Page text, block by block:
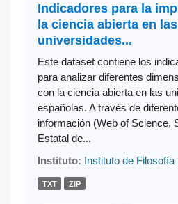
Indicadores para la
la ciencia abierta en las
universidades...
Este dataset contiene los
para analizar diferentes
con la ciencia abierta en las
españolas. A través de
información (Web of Science,
Estatal de...
Instituto: Instituto de
TXT ZIP